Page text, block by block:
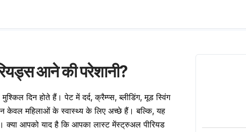
आने की परेशानी?
दिन होते हैं। पेट में दर्द, क्रैम्प्स, ब्लीडिंग, मूड स्विंग
न केवल महिलाओं के स्वास्थ्य के लिए अच्छे हैं। बल्कि, यह
क्या आपको याद है कि आपका लास्ट मेंस्ट्रुअल पीरियड